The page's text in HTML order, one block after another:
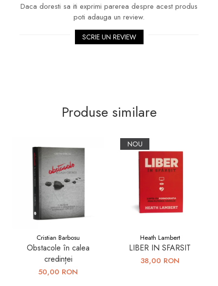
Daca doresti sa iti exprimi parerea despre acest produs
poti adauga un review.
SCRIE UN REVIEW
Produse similare
Cristian Barbosu
Obstacole în calea
credinței
50,00 RON
NOU
Heath Lambert
LIBER IN SFARSIT
38,00 RON